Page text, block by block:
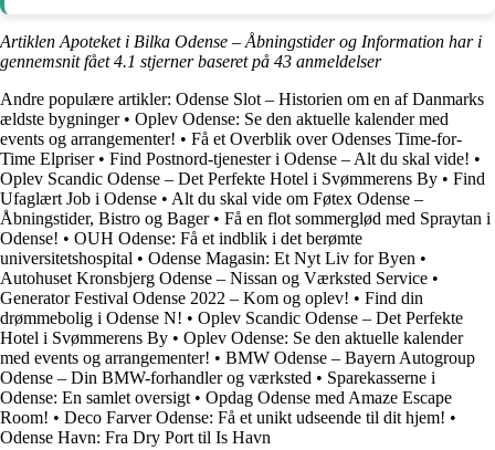
Artiklen Apoteket i Bilka Odense – Åbningstider og Information har i
gennemsnit fået4.1 stjerner baseret på 43 anmeldelser
Andre populære artikler: Odense Slot – Historien om en af Danmarks
ældste bygninger• Oplev Odense: Se den aktuelle kalender med
events og arrangementer! • Få et Overblik over Odenses Time-for-
Time Elpriser• Find Postnord-tjenester i Odense – Alt du skal vide! •
Oplev Scandic Odense – Det Perfekte Hotel i Svømmerens By • Find
Ufaglært Job i Odense • Alt du skal vide om Føtex Odense –
Åbningstider, Bistro og Bager• Få en flot sommerglød med Spraytan i
Odense! • OUH Odense: Få et indblik i det berømte
universitetshospital • Odense Magasin: Et Nyt Liv for Byen •
Autohuset Kronsbjerg Odense – Nissan og Værksted Service •
Generator Festival Odense 2022 – Kom og oplev! • Find din
drømmebolig i Odense N! • Oplev Scandic Odense – Det Perfekte
Hotel i Svømmerens By • Oplev Odense: Se den aktuelle kalender
med events og arrangementer! • BMW Odense – Bayern Autogroup
Odense – Din BMW-forhandler og værksted • Sparekasserne i
Odense: En samlet oversigt • Opdag Odense med Amaze Escape
Room! • Deco Farver Odense: Få et unikt udseende til dit hjem! •
Odense Havn: Fra Dry Port til Is Havn